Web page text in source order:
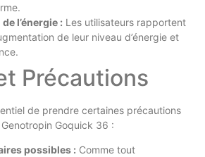
l’énergie : Les utilisateurs rapportent
de leur niveau d’énergie et
Précautions
de prendre certaines précautions
Goquick 36 :
possibles : Comme tout